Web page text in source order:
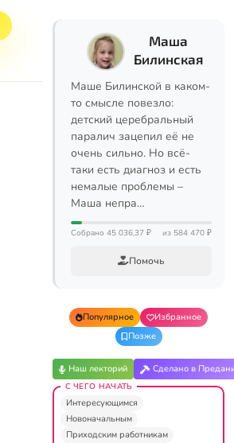
Маша
Билинская
Маше Билинской в каком-
то смысле повезло:
детский церебральный
паралич зацепил её не
очень сильно. Но всё-
таки есть диагноз и есть
немалые проблемы –
Маша непра…
Собрано 45 036,37 ₽ из 584 470 ₽
Помочь
Популярное
Избранное
Позже
Наш лекторий Сделано в
С ЧЕГО НАЧАТЬ
Интересующимся
Новоначальным
Приходским работникам